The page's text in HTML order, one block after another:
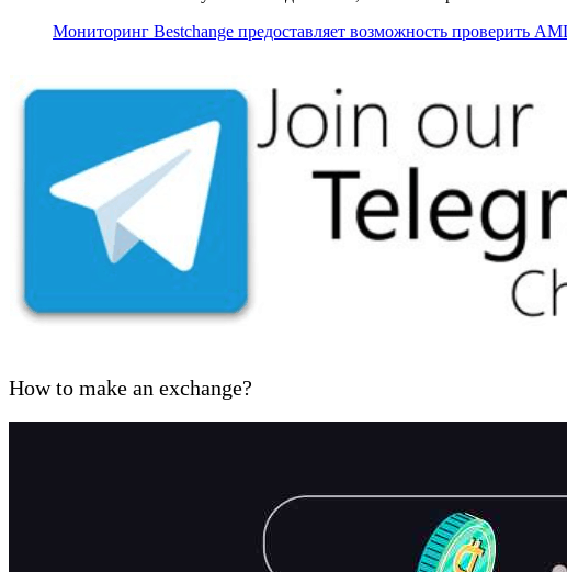
Мониторинг Bestchange предоставляет возможность проверить
How to make an exchange?